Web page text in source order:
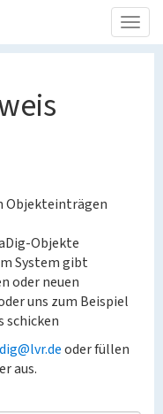
Objekteinträgen
Objekte
System gibt
oder neuen
uns zum Beispiel
schicken
oder füllen
aus.